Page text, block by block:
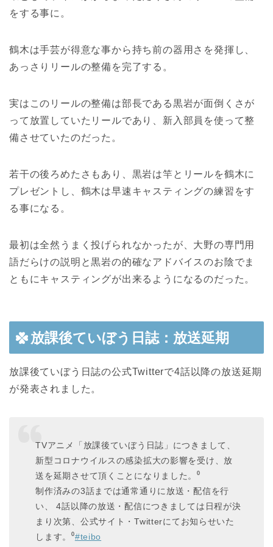
をする事に。
鶴木は手芸が得意な事から持ち前の器用さを発揮し、
あっさりリールの整備を完了する。
実はこのリールの整備は部長である黒岩が面倒くさが
って放置していたリールであり、新入部員を使って整
備させていたのだった。
若干の後ろめたさもあり、黒岩は竿とリールを鶴木に
プレゼントし、鶴木は早速キャスティングの練習をす
る事になる。
最初は全然うまく投げられなかったが、大野の専門用
語だらけの説明と黒岩の的確なアドバイスのお陰でま
ともにキャスティングが出来るようになるのだった。
放課後ていぼう日誌：放送延期
放課後ていぼう日誌の公式Twitterで4話以降の放送延期
が発表されました。
TVアニメ「放課後ていぼう日誌」につきまして、
新型コロナウイルスの感染拡大の影響を受け、放
送を延期させて頂くことになりました。⁰
制作済みの3話までは通常通りに放送・配信を行
い、 4話以降の放送・配信につきましては日程が決
まり次第、公式サイト・Twitterにてお知らせいた
します。⁰#teibo